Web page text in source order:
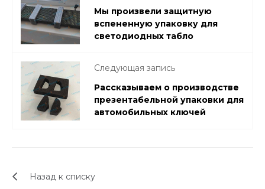
Мы произвели защитную
вспененную упаковку для
светодиодных табло
Следующая запись
Рассказываем о производстве
презентабельной упаковки для
автомобильных ключей
Назад к списку